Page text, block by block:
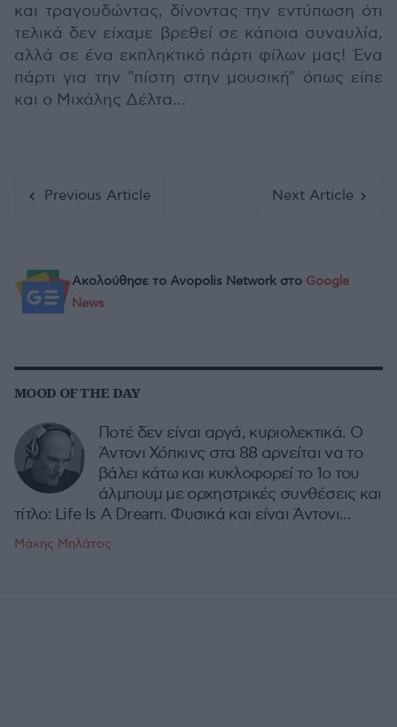
και τραγουδώντας, δίνοντας την εντύπωση ότι
τελικά δεν είχαμε βρεθεί σε κάποια συναυλία,
αλλά σε ένα εκπληκτικό πάρτι φίλων μας! Ένα
πάρτι για την "πίστη στην μουσική" όπως είπε
και ο Μιχάλης Δέλτα…
Ακολούθησε το Avopolis Network στο Google
News
MOOD OF THE DAY
Ποτέ δεν είναι αργά, κυριολεκτικά. Ο
Άντονι Χόπκινς στα 88 αρνείται να το
βάλει κάτω και κυκλοφορεί το 1ο του
άλμπουμ με ορχηστρικές συνθέσεις και
τίτλο: Life Is A Dream. Φυσικά και είναι Άντονι...
Μάκης Μηλάτος
Previous Article Next Article